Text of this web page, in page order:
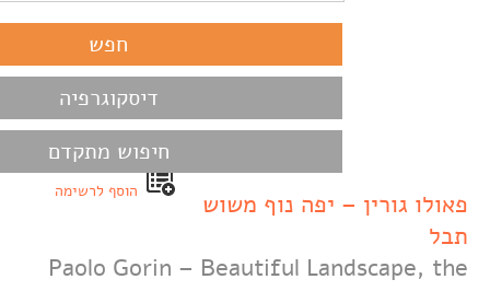
דיסקוגרפיה
חיפוש מתקדם
הוסף לרשימה
פאולו גורין – יפה נוף משוש
תבל
Paolo Gorin – Beautiful Landscape, the